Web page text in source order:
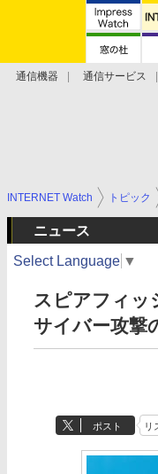
通信機器 通信サービス
INTERNET Watch トピック
ニュース
Select Language ▼
スピアフィッ
サイバー攻撃
ポスト リ